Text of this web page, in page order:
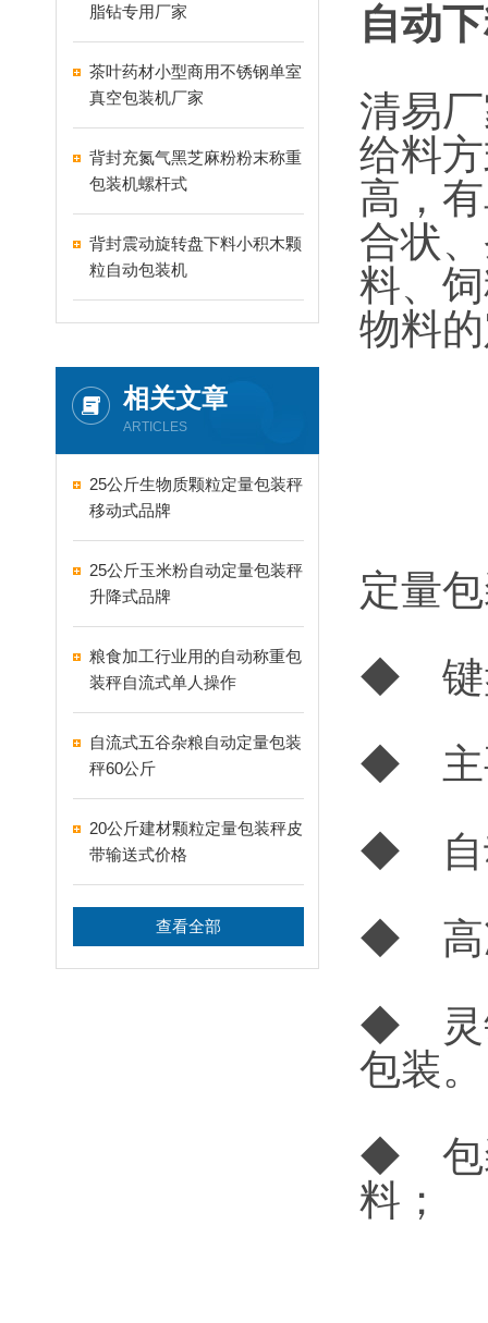
脂钻专用厂家
茶叶药材小型商用不锈钢单室
真空包装机厂家
背封充氮气黑芝麻粉粉末称重
包装机螺杆式
背封震动旋转盘下料小积木颗
粒自动包装机
相关文章
ARTICLES
25公斤生物质颗粒定量包装秤
移动式品牌
25公斤玉米粉自动定量包装秤
升降式品牌
粮食加工行业用的自动称重包
装秤自流式单人操作
自流式五谷杂粮自动定量包装
秤60公斤
20公斤建材颗粒定量包装秤皮
带输送式价格
查看全部
自动
清易
给料
高，
合状
料、
物料
定量
◆ 键
◆ 主
◆ 自
◆ 高
◆ 灵
包装。
◆ 包
料；